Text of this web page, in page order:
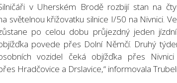
v Uherském Brodě rozbijí stan na
světelnou křižovatku silnice I/50 na Nivnici.
po celou dobu průjezdný jeden
povede přes Dolní Němčí. Druhý
vozidel čeká objížďka přes
Hradčovice a Drslavice,“ informovala